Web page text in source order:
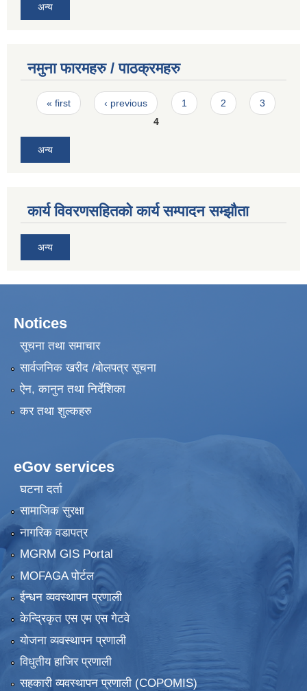
अन्य
नमुना फारमहरु / पाठक्रमहरु
Pages
« first ‹ previous 1 2
3
4
अन्य
कार्य विवरणसहितको कार्य सम्पादन सम्झौता
अन्य
Notices
सूचना तथा समाचार
सार्वजनिक खरीद /बोलपत्र सूचना
ऐन, कानुन तथा निर्देशिका
कर तथा शुल्कहरु
eGov services
घटना दर्ता
सामाजिक सुरक्षा
नागरिक वडापत्र
MGRM GIS Portal
MOFAGA पोर्टल
ईन्धन व्यवस्थापन प्रणाली
केन्द्रिकृत एस एम एस गेटवे
योजना व्यवस्थापन प्रणाली
विधुतीय हाजिर प्रणाली
सहकारी व्यवस्थापन प्रणाली (COPOMIS)